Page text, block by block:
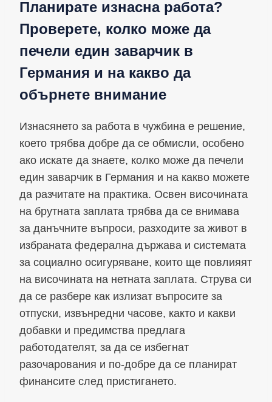
Планирате изнасна работа?
Проверете, колко може да
печели един заварчик в
Германия и на какво да
обърнете внимание
Изнасянето за работа в чужбина е решение,
което трябва добре да се обмисли, особено
ако искате да знаете, колко може да печели
един заварчик в Германия и на какво можете
да разчитате на практика. Освен височината
на брутната заплата трябва да се внимава
за данъчните въпроси, разходите за живот в
избраната федерална държава и системата
за социално осигуряване, които ще повлияят
на височината на нетната заплата. Струва си
да се разбере как излизат въпросите за
отпуски, извънредни часове, както и какви
добавки и предимства предлага
работодателят, за да се избегнат
разочарования и по-добре да се планират
финансите след пристигането.